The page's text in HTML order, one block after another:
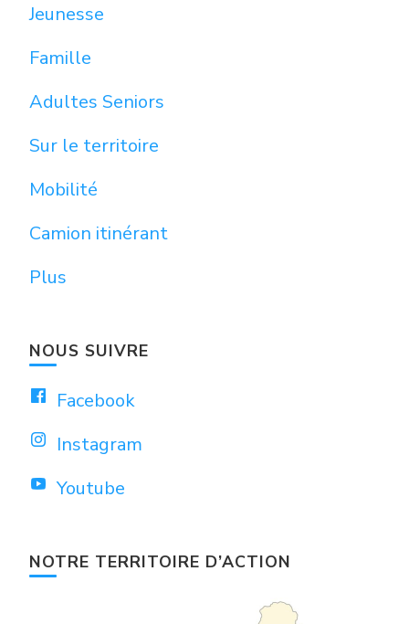
Jeunesse
Famille
Adultes Seniors
Sur le territoire
Mobilité
Camion itinérant
Plus
NOUS SUIVRE
Facebook
Instagram
Youtube
NOTRE TERRITOIRE D’ACTION